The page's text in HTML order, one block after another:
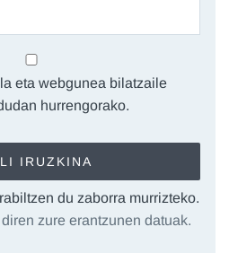
eta webgunea bilatzaile
hurrengorako.
du zaborra murrizteko.
zure erantzunen datuak.